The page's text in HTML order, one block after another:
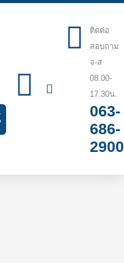
ติดต่อ
สอบถาม
จ-ส
08.00-
17.30น.
063-
686-
2900